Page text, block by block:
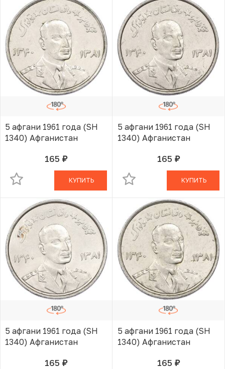
5 афгани 1961 года (SH
1340) Афганистан
165 руб.В КОРЗИНЕ
КУПИТЬ
5 афгани 1961 года (SH
1340) Афганистан
165 руб.В КОРЗИНЕ
КУПИТЬ
5 афгани 1961 года (SH
1340) Афганистан
165 руб.В КОРЗИНЕ
5 афгани 1961 года (SH
1340) Афганистан
165 руб.В КОРЗИНЕ